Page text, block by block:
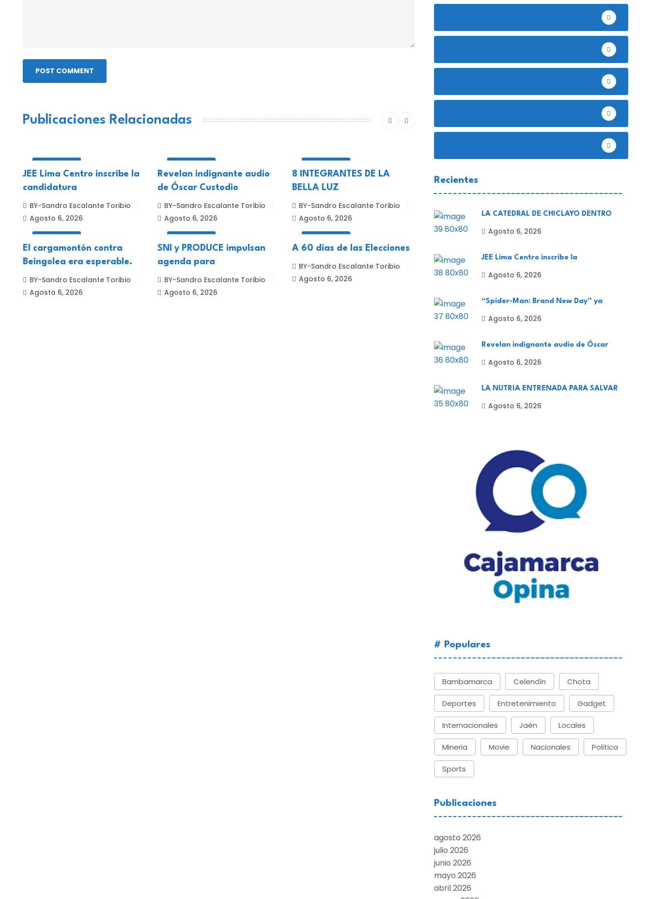
POST COMMENT
Publicaciones Relacionadas
JEE Lima Centro inscribe la
candidatura
BY-Sandro Escalante Toribio
Agosto 6, 2026
Revelan indignante audio
de Óscar Custodio
BY-Sandro Escalante Toribio
Agosto 6, 2026
8 INTEGRANTES DE LA
BELLA LUZ
BY-Sandro Escalante Toribio
Agosto 6, 2026
El cargamontón contra
Beingolea era esperable.
BY-Sandro Escalante Toribio
Agosto 6, 2026
SNI y PRODUCE impulsan
agenda para
BY-Sandro Escalante Toribio
Agosto 6, 2026
A 60 días de las Elecciones
BY-Sandro Escalante Toribio
Agosto 6, 2026
Recientes
LA CATEDRAL DE CHICLAYO DENTRO
Agosto 6, 2026
JEE Lima Centro inscribe la
Agosto 6, 2026
“Spider-Man: Brand New Day” ya
Agosto 6, 2026
Revelan indignante audio de Óscar
Agosto 6, 2026
LA NUTRIA ENTRENADA PARA SALVAR
Agosto 6, 2026
# Populares
Bambamarca Celendín Chota
Deportes Entretenimiento Gadget
Internacionales Jaén Locales
Mineria Movie Nacionales Politica
Sports
Publicaciones
agosto 2026
julio 2026
junio 2026
mayo 2026
abril 2026